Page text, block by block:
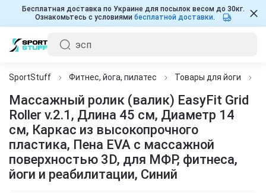
Бесплатная доставка по Украине для посылок весом до 30кг.
Ознакомьтесь с условиями бесплатной доставки.
SportStuff Фитнес, йога, пилатес Товары для йоги
Массажный ролик (валик) EasyFit Grid
Roller v.2.1, Длина 45 см, Диаметр 14
см, Каркас из высокопрочного
пластика, Пена EVA с массажной
поверхностью 3D, для МФР, фитнеса,
йоги и реабилитации, Синий